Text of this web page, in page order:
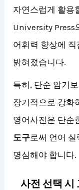
자연스럽게 활용
University Press
어휘력 향상에
밝혀졌습니다.
특히, 단순 암기
장기적으로 강화
영어사전은 단순
도구로써 언어
명심해야 합니다.
사전 선택 시